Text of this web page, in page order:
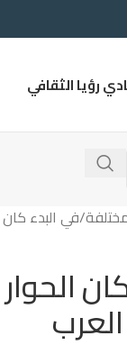
رؤيا الثقافي
في البدء